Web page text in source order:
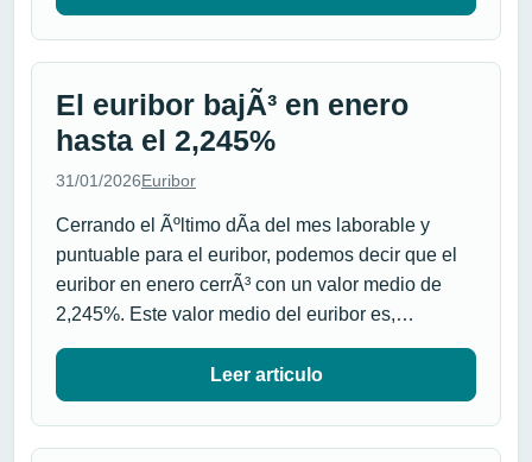
El euribor bajÃ³ en enero
hasta el 2,245%
31/01/2026Euribor
Cerrando el Ãºltimo dÃ­a del mes laborable y
puntuable para el euribor, podemos decir que el
euribor en enero cerrÃ³ con un valor medio de
2,245%. Este valor medio del euribor es,…
Leer articulo